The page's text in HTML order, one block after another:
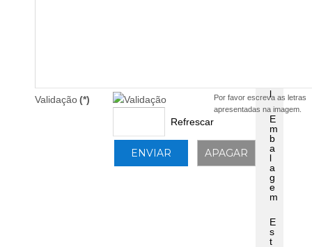
Validação(*)
Refrescar
Por favor escreva as letras
apresentadas na imagem.
l
E
m
b
a
l
a
g
e
m
E
s
t